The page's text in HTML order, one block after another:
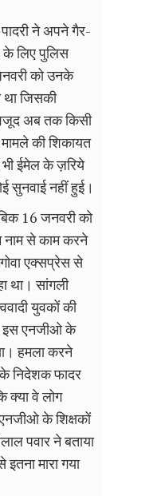
ने अपने गैर-
लिए पुलिस
को उनके
जिसकी
अब तक किसी
मामले की शिकायत
ईमेल के ज़रिये
सुनवाई नहीं हुई।
16 जनवरी को
नाम से काम करने
एक्सप्रेस से
था। सांगली
युवकों की
इस एनजीओ के
हमला करने
निदेशक फादर
क्या वे लोग
के शिक्षकों
पवार ने बताया
मारा गया